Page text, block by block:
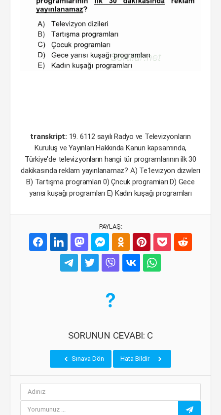
transkript: 19. 6112 sayılı Radyo ve Televizyonların
Kuruluş ve Yayınları Hakkında Kanun kapsamında,
Türkiye'de televizyonların hangi tür programlarının ilk 30
dakikasında reklam yayınlanamaz? A) Te1evızyon dızwlerı
B) Tartışma programları 0) Çncuk programiarı D) Gece
yarısı kuşağı programları E) Kadın kuşağı programları
PAYLAŞ:
SORUNUN CEVABI: C
Sınava Dön Hata Bildir